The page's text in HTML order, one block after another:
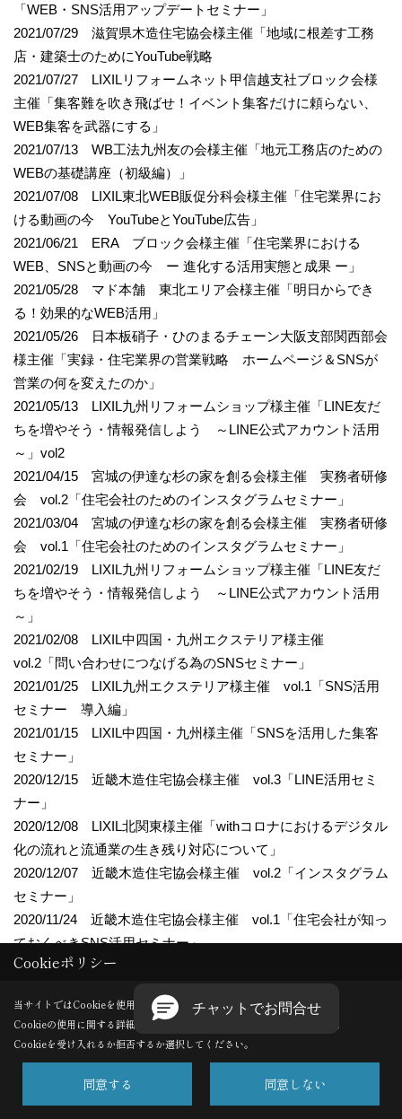
「WEB・SNS活用アップデートセミナー」
2021/07/29 滋賀県木造住宅協会様主催「地域に根差す工務
店・建築士のためにYouTube戦略
2021/07/27 LIXILリフォームネット甲信越支社ブロック会様
主催「集客難を吹き飛ばせ！イベント集客だけに頼らない、
WEB集客を武器にする」
2021/07/13 WB工法九州友の会様主催「地元工務店のための
WEBの基礎講座（初級編）」
2021/07/08 LIXIL東北WEB販促分科会様主催「住宅業界にお
ける動画の今 YouTubeとYouTube広告」
2021/06/21 ERA ブロック会様主催「住宅業界における
WEB、SNSと動画の今 ー 進化する活用実態と成果 ー」
2021/05/28 マド本舗 東北エリア会様主催「明日からでき
る！効果的なWEB活用」
2021/05/26 日本板硝子・ひのまるチェーン大阪支部関西部会
様主催「実録・住宅業界の営業戦略 ホームページ＆SNSが
営業の何を変えたのか」
2021/05/13 LIXIL九州リフォームショップ様主催「LINE友だ
ちを増やそう・情報発信しよう ～LINE公式アカウント活用
～」vol2
2021/04/15 宮城の伊達な杉の家を創る会様主催 実務者研修
会 vol.2「住宅会社のためのインスタグラムセミナー」
2021/03/04 宮城の伊達な杉の家を創る会様主催 実務者研修
会 vol.1「住宅会社のためのインスタグラムセミナー」
2021/02/19 LIXIL九州リフォームショップ様主催「LINE友だ
ちを増やそう・情報発信しよう ～LINE公式アカウント活用
～」
2021/02/08 LIXIL中四国・九州エクステリア様主催
vol.2「問い合わせにつなげる為のSNSセミナー」
2021/01/25 LIXIL九州エクステリア様主催 vol.1「SNS活用
セミナー 導入編」
2021/01/15 LIXIL中四国・九州様主催「SNSを活用した集客
セミナー」
2020/12/15 近畿木造住宅協会様主催 vol.3「LINE活用セミ
ナー」
2020/12/08 LIXIL北関東様主催「withコロナにおけるデジタル
化の流れと流通業の生き残り対応について」
2020/12/07 近畿木造住宅協会様主催 vol.2「インスタグラム
セミナー」
2020/11/24 近畿木造住宅協会様主催 vol.1「住宅会社が知っ
ておくべきSNS活用セミナー」
2020/10/29 北陸型木の住まい研究会様主催「地域工務店の
2020/10/22 GLホーム様主催「来場・受注につながるWEB戦
略セミナー」
2020/09/29 大阪木材青年経営者協議会様主催「ニューノーマ
ル時代 住宅業界に必要なデジタルの力」
2020/09/24 LIXIL様主催「SNS活用集客セミナー第４回
Cookieポリシー
当サイトではCookieを使用します。
Cookieの使用に関する詳細は 「プライバシーポリシー
」をご覧ください。
Cookieを受け入れるか拒否するか選択してください。
同意する 同意しない